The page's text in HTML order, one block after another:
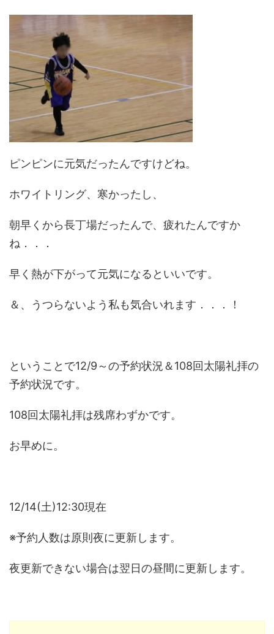
ピンピンに元気だったんですけどね。
ホワイトリング、寒かったし、
朝早くから長丁場だったんで、疲れたんですか
ね．．．
早く熱が下がって元気になるといいです。
＆、うつらないよう私も気合いれます．．．！
ということで12/9～の予約状況＆108回太陽礼拝の
予約状況です。
108回太陽礼拝は残席わずかです。
お早めに。
12/14(土)12:30現在
※予約人数は原則夜に更新します。
夜更新できない場合は翌日の昼間に更新します。